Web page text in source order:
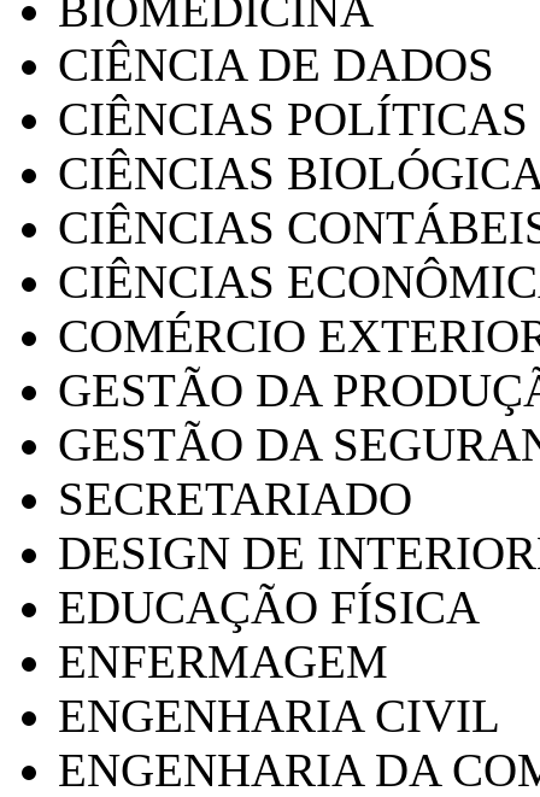
CIÊNCIA DE DADOS
CIÊNCIAS POLÍTICAS
CIÊNCIAS
CIÊNCIAS
CIÊNCIAS
COMÉRCIO
GESTÃO DA
GESTÃO DA
SECRETARIADO
DESIGN DE
EDUCAÇÃO FÍSICA
ENFERMAGEM
ENGENHARIA CIVIL
ENGENHARIA DA